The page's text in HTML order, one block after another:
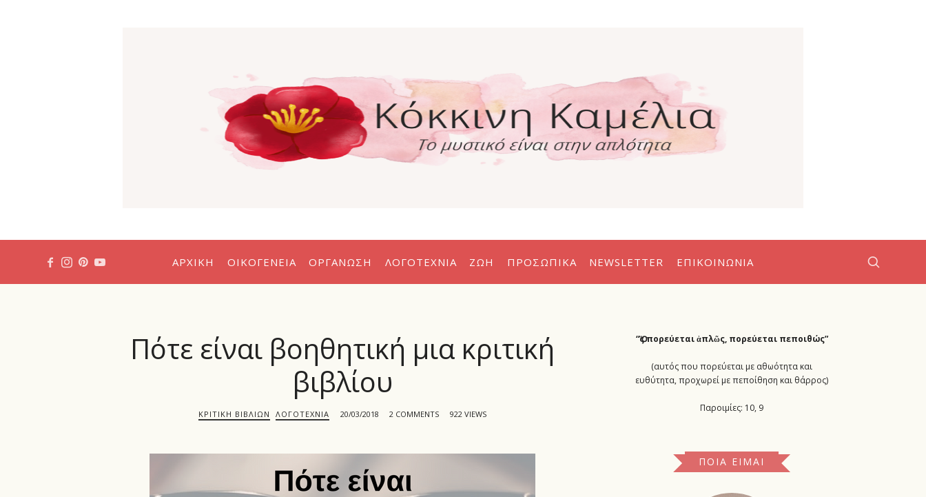
Κόκκινη
Καμέλια
ΑΡΧΙΚΉ ΟΙΚΟΓΈΝΕΙΑ ΟΡΓΆΝΩΣΗ ΛΟΓΟΤΕΧΝΊΑ ΖΩΉ ΠΡΟΣΩΠΙΚΆ NEWSLETTER ΕΠΙΚΟΙΝΩΝΊΑ
Πότε είναι βοηθητική μια κριτική
βιβλίου
ΚΡΙΤΙΚΉ ΒΙΒΛΊΩΝ ΛΟΓΟΤΕΧΝΊΑ 20/03/2018 2 COMMENTS 922 VIEWS
“Ὅς πορεύεται ἁπλῶς, πορεύεται πεποιθώς”
(αυτός που πορεύεται με αθωότητα και
ευθύτητα, προχωρεί με πεποίθηση και θάρρος)
Παροιμίες: 10, 9
ΠΟΙΑ ΕΊΜΑΙ